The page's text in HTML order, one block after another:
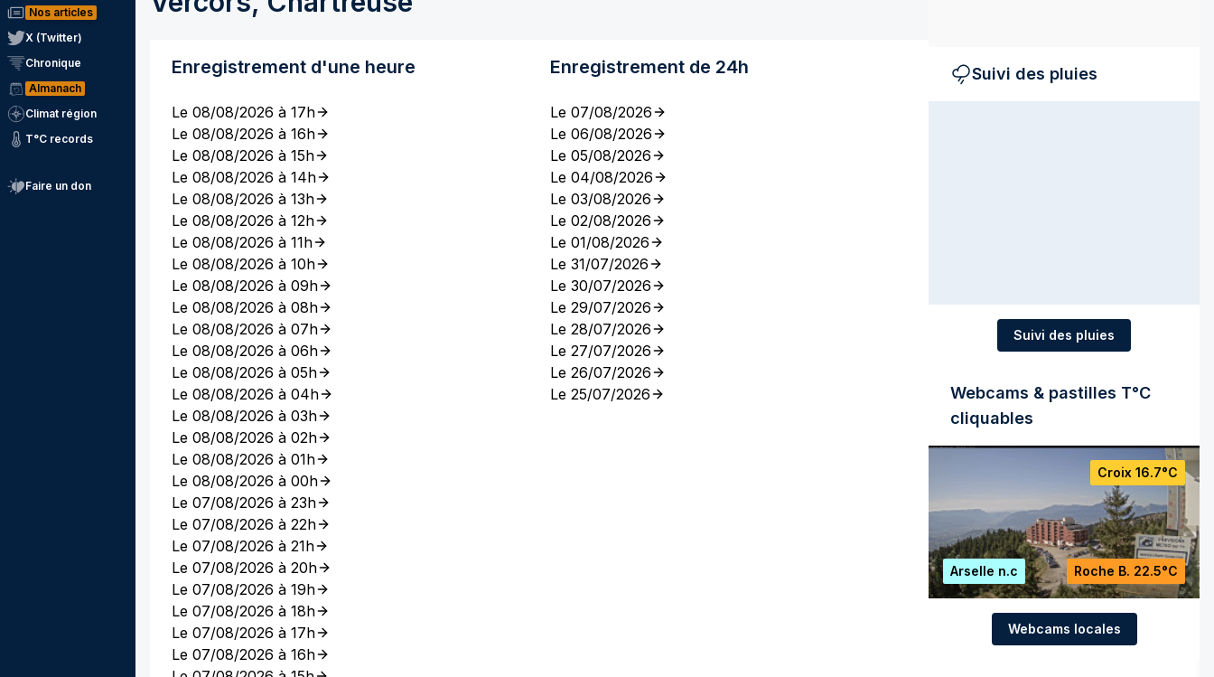
Nos articles
X (Twitter)
Chronique
Almanach
Climat région
T°C records
Faire un don
Enregistrement d'une heure
Le 08/08/2026 à 17h
Le 08/08/2026 à 16h
Le 08/08/2026 à 15h
Le 08/08/2026 à 14h
Le 08/08/2026 à 13h
Le 08/08/2026 à 12h
Le 08/08/2026 à 11h
Le 08/08/2026 à 10h
Le 08/08/2026 à 09h
Le 08/08/2026 à 08h
Le 08/08/2026 à 07h
Le 08/08/2026 à 06h
Le 08/08/2026 à 05h
Le 08/08/2026 à 04h
Le 08/08/2026 à 03h
Le 08/08/2026 à 02h
Le 08/08/2026 à 01h
Le 08/08/2026 à 00h
Le 07/08/2026 à 23h
Le 07/08/2026 à 22h
Le 07/08/2026 à 21h
Le 07/08/2026 à 20h
Le 07/08/2026 à 19h
Le 07/08/2026 à 18h
Le 07/08/2026 à 17h
Le 07/08/2026 à 16h
Enregistrement de 24h
Le 07/08/2026
Le 06/08/2026
Le 05/08/2026
Le 04/08/2026
Le 03/08/2026
Le 02/08/2026
Le 01/08/2026
Le 31/07/2026
Le 30/07/2026
Le 29/07/2026
Le 28/07/2026
Le 27/07/2026
Le 26/07/2026
Le 25/07/2026
Suivi des pluies
Suivi des pluies
Webcams & pastilles T°C
cliquables
Croix 16.7°C
Arselle n.c Roche B. 22.5°C
Webcams locales